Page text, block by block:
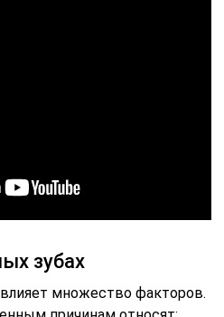
зубах
множество факторов.